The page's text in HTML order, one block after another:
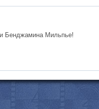
и Бенджамина Мильпье!